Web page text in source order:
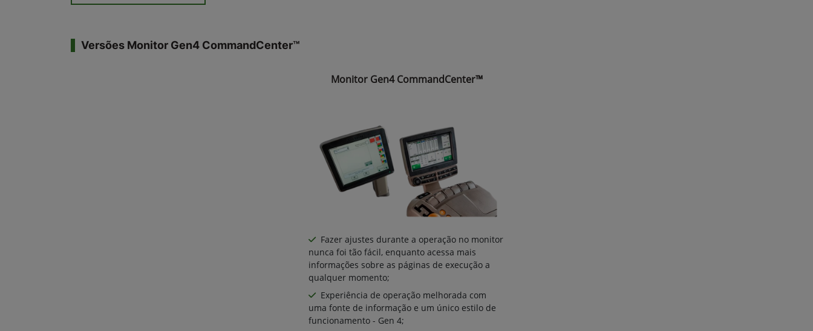
Versões Monitor Gen4 CommandCenter™
Monitor Gen4 CommandCenter™
Fazer ajustes durante a operação no monitor
nunca foi tão fácil, enquanto acessa mais
informações sobre as páginas de execução a
qualquer momento;
Experiência de operação melhorada com
uma fonte de informação e um único estilo de
funcionamento - Gen 4;